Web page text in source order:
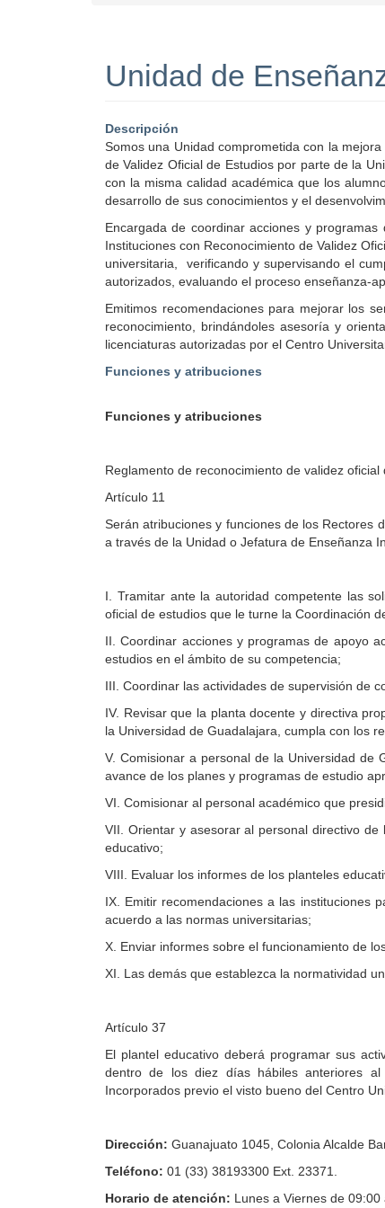
Unidad de
Descripción
Somos una Unidad comprometida con la
de Validez Oficial de Estudios por parte de la
con la misma calidad académica que los
desarrollo de sus conocimientos y el
Encargada de coordinar acciones y
Instituciones con Reconocimiento de Validez
universitaria, verificando y supervisando el
autorizados, evaluando el proceso enseñanza-
Emitimos recomendaciones para mejorar los
reconocimiento, brindándoles asesoría y
licenciaturas autorizadas por el Centro
Funciones y atribuciones
Funciones y atribuciones
Reglamento de reconocimiento de validez
Artículo 11
Serán atribuciones y funciones de los Rectores
a través de la Unidad o Jefatura de Enseñanza
I. Tramitar ante la autoridad competente las
oficial de estudios que le turne la Coordinación
II. Coordinar acciones y programas de apoyo
estudios en el ámbito de su competencia;
III. Coordinar las actividades de supervisión de
IV. Revisar que la planta docente y directiva
la Universidad de Guadalajara, cumpla con los
V. Comisionar a personal de la Universidad de
avance de los planes y programas de estudio
VI. Comisionar al personal académico que
VII. Orientar y asesorar al personal directivo
educativo;
VIII. Evaluar los informes de los planteles
IX. Emitir recomendaciones a las instituciones
acuerdo a las normas universitarias;
X. Enviar informes sobre el funcionamiento de
XI. Las demás que establezca la normatividad
Artículo 37
El plantel educativo deberá programar sus
dentro de los diez días hábiles anteriores
Incorporados previo el visto bueno del Centro
Dirección: Guanajuato 1045, Colonia Alcalde
Teléfono: 01 (33) 38193300 Ext. 23371.
Horario de atención: Lunes a Viernes de 09:00